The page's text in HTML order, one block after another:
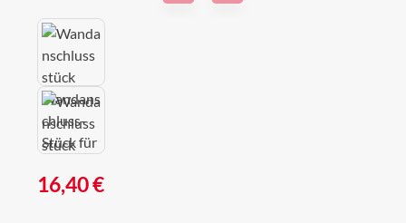
Regulärer Preis:
16,40 €